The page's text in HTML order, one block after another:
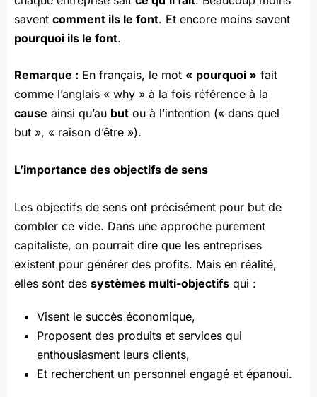
savent comment ils le font. Et encore moins savent
pourquoi ils le font.
Remarque : En français, le mot « pourquoi » fait
comme l’anglais « why » à la fois référence à la
cause ainsi qu’au but ou à l’intention (« dans quel
but », « raison d’être »).
L’importance des objectifs de sens
Les objectifs de sens ont précisément pour but de
combler ce vide. Dans une approche purement
capitaliste, on pourrait dire que les entreprises
existent pour générer des profits. Mais en réalité,
elles sont des systèmes multi-objectifs qui :
Visent le succès économique,
Proposent des produits et services qui
enthousiasment leurs clients,
Et recherchent un personnel engagé et épanoui.